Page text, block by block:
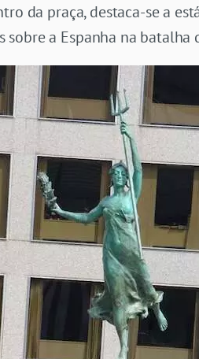
da praça, destaca-se a
a Espanha na batalha